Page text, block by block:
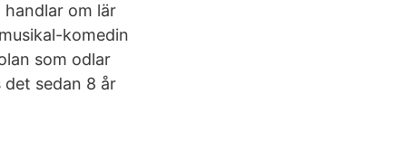
om lär
komedin
som odlar
sedan 8 år